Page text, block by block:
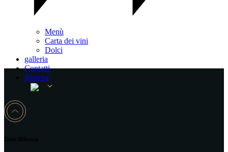
Menù
Carta dei vini
Dolci
galleria
Contatti
Riserva